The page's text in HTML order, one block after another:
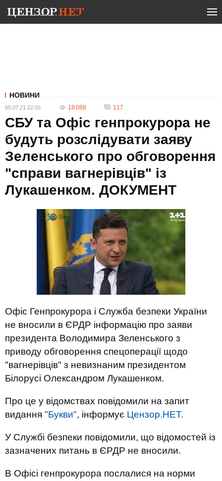
НОВИНИ
05.07.21 22:55 18 088 117
СБУ та Офіс генпрокурора не
будуть розслідувати заяву
Зеленського про обговорення
"справи вагнерівців" із
Лукашенком. ДОКУМЕНТ
Офіс Генпрокурора і Служба безпеки України
не вносили в ЄРДР інформацію про заяви
президента Володимира Зеленського з
приводу обговорення спецоперації щодо
"вагнерівців" з невизнаним президентом
Білорусі Олександром Лукашенком.
Про це у відомствах повідомили на запит
видання "Букви", інформує Цензор.НЕТ.
У Службі безпеки повідомили, що відомостей із
зазначених питань в ЄРДР не вносили.
В Офісі генпрокурора послалися на норми